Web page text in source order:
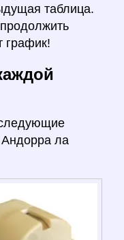
таблица.
график!
Андорра ла